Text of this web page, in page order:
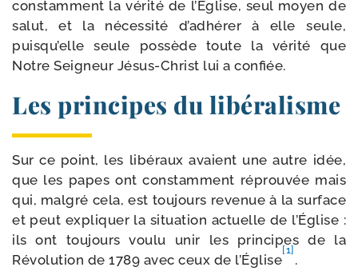
constam­ment la véri­té de l’Église, seul moyen de
salut, et la néces­si­té d’adhérer à elle seule,
puisqu’elle seule pos­sède toute la véri­té que
Notre Seigneur Jésus-​Christ lui a confiée.
Les principes du libéralisme
Sur ce point, les libé­raux avaient une autre idée,
que les papes ont constam­ment réprou­vée mais
qui, mal­gré cela, est tou­jours reve­nue à la sur­face
et peut expli­quer la situa­tion actuelle de l’Église :
ils ont tou­jours vou­lu unir les prin­cipes de la
Révolution de 1789 avec ceux de l’Église
[1]
.